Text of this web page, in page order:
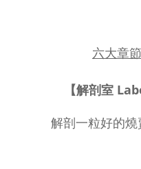
六大章
【解剖室
解剖一粒好的